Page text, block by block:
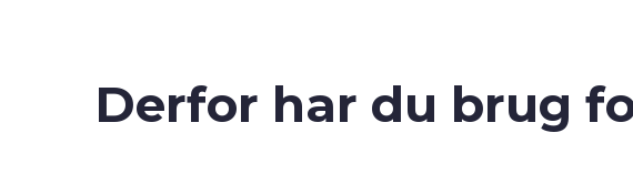
Derfor har du brug